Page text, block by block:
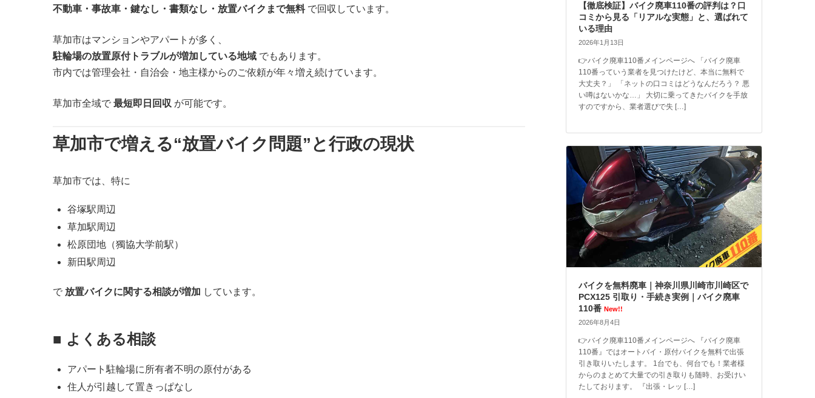
不動車・事故車・鍵なし・書類なし・放置バイクまで無料で回収しています。
草加市はマンションやアパートが多く、
駐輪場の放置原付トラブルが増加している地域 でもあります。
市内では管理会社・自治会・地主様からのご依頼が年々増え続けています。
草加市全域で 最短即日回収 が可能です。
草加市で増える“放置バイク問題”と行政の現状
草加市では、特に
谷塚駅周辺
草加駅周辺
松原団地（獨協大学前駅）
新田駅周辺
で 放置バイクに関する相談が増加 しています。
■ よくある相談
アパート駐輪場に所有者不明の原付がある
住人が引越して置きっぱなし
【徹底検証】バイク廃車110番の評判は？口
コミから見る「リアルな実態」と、選ばれて
いる理由
2026年1月13日
👉バイク廃車110番メインページへ 「バイク廃車
110番っていう業者を見つけたけど、本当に無料で
大丈夫？」 「ネットの口コミはどうなんだろう？ 悪
い噂はないかな…」 大切に乗ってきたバイクを手放
すのですから、業者選びで失 […]
バイクを無料廃車｜神奈川県川崎市川崎区で
PCX125 引取り・手続き実例｜バイク廃車
110番 New!!
2026年8月4日
👉バイク廃車110番メインページへ 『バイク廃車
110番』ではオートバイ・原付バイクを無料で出張
引き取りいたします。 1台でも、何台でも！業者様
からのまとめて大量での引き取りも随時、お受けい
たしております。 『出張・レッ […]